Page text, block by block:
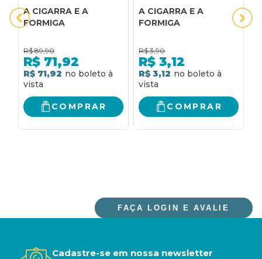
A CIGARRA E A
FORMIGA
R$ 89,90
R$ 71,92
R$ 71,92
COMPRAR
A CIGARRA E A
FORMIGA
R$ 3,90
R$ 3,12
R$ 3,12
COMPRAR
FAÇA LOGIN E AVALIE
Cadastre-se em nossa newsletter